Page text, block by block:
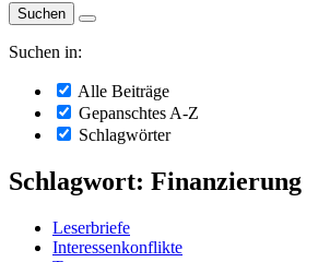
Suchen in:
Alle Beiträge
Gepanschtes A-Z
Schlagwörter
Schlagwort: Finanzierung
Leserbriefe
Interessenkonflikte